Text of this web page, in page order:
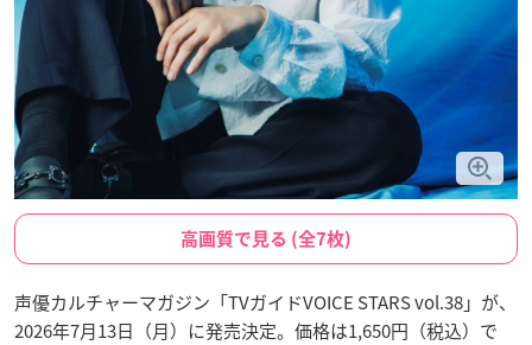
高画質で見る (全7枚)
声優カルチャーマガジン「TVガイドVOICE STARS vol.38」が、
2026年7月13日（月）に発売決定。価格は1,650円（税込）で